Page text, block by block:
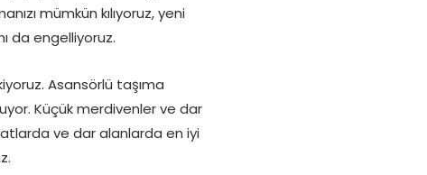
mümkün kılıyoruz, yeni
da engelliyoruz.
Asansörlü taşıma
Küçük merdivenler ve dar
ve dar alanlarda en iyi